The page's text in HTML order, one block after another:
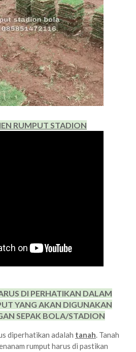
RUMPUT STADION
DI PERHATIKAN DALAM
YANG AKAN DIGUNAKAN
SEPAK BOLA/STADION
diperhatikan adalah tanah. Tanah
rumput harus di pastikan